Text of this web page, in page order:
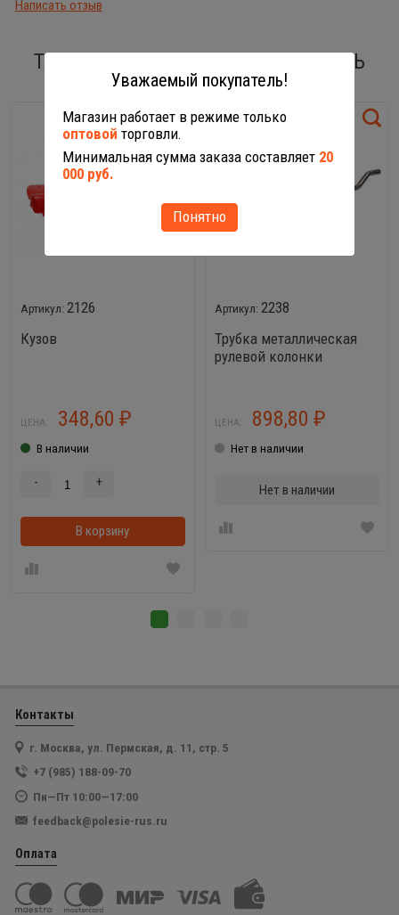
Написать отзыв
ТАКЖЕ ВАС МОГУТ ЗАИНТЕРЕСОВАТЬ
2126
Кузов
ЦЕНА: 348,60 ₽
В наличии
- +
В корзину
2238
Трубка металлическая
рулевой колонки
ЦЕНА: 898,80 ₽
Нет в наличии
Нет в наличии
Контакты
г. Москва, ул. Пермская, д. 11, стр. 5
+7 (985) 188-09-70
Пн—Пт 10:00—17:00
feedback@polesie-rus.ru
Оплата
Уважаемый покупатель!
Магазин работает в режиме только
оптовой торговли.
Минимальная сумма заказа составляет 20
000 руб.
Понятно